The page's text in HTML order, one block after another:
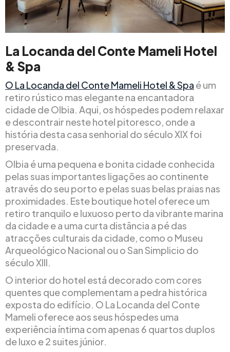
La Locanda del Conte Mameli Hotel
& Spa
O La Locanda del Conte Mameli Hotel & Spa é um
retiro rústico mas elegante na encantadora
cidade de Olbia. Aqui, os hóspedes podem relaxar
e descontrair neste hotel pitoresco, onde a
história desta casa senhorial do século XIX foi
preservada.
Olbia é uma pequena e bonita cidade conhecida
pelas suas importantes ligações ao continente
através do seu porto e pelas suas belas praias nas
proximidades. Este boutique hotel oferece um
retiro tranquilo e luxuoso perto da vibrante marina
da cidade e a uma curta distância a pé das
atracções culturais da cidade, como o Museu
Arqueológico Nacional ou o San Simplicio do
século XIII.
O interior do hotel está decorado com cores
quentes que complementam a pedra histórica
exposta do edifício. O La Locanda del Conte
Mameli oferece aos seus hóspedes uma
experiência íntima com apenas 6 quartos duplos
de luxo e 2 suites júnior.